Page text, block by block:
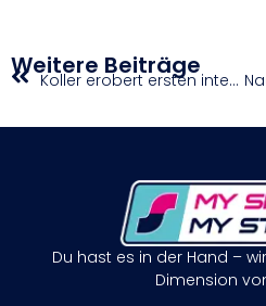
Weitere Beiträge Koller erobert ersten internationalen Damentitel
Du hast es in der Hand –
Dimension